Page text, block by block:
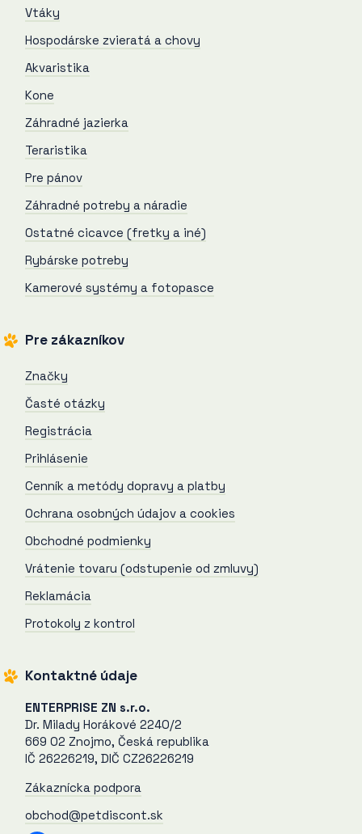
Vtáky
Hospodárske zvieratá a chovy
Akvaristika
Kone
Záhradné jazierka
Teraristika
Pre pánov
Záhradné potreby a náradie
Ostatné cicavce (fretky a iné)
Rybárske potreby
Kamerové systémy a fotopasce
Pre zákazníkov
Značky
Časté otázky
Registrácia
Prihlásenie
Cenník a metódy dopravy a platby
Ochrana osobných údajov a cookies
Obchodné podmienky
Vrátenie tovaru (odstupenie od zmluvy)
Reklamácia
Protokoly z kontrol
Kontaktné údaje
ENTERPRISE ZN s.r.o.
Dr. Milady Horákové 2240/2
669 02 Znojmo, Česká republika
IČ 26226219, DIČ CZ26226219
Zákaznícka podpora
obchod@petdiscont.sk